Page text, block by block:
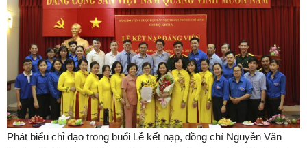
Phát biểu chỉ đạo trong buổi Lễ kết nạp, đồng chí Nguyễn Văn